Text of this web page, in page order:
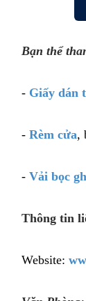
Bạn thể
- Giấy dán
- Rèm cửa,
- Vải bọc
Thông tin
Website: